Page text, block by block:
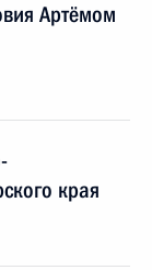
Артёмом
края